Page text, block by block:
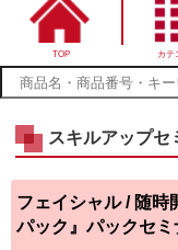
TOP カテ
スキルアップセ
フェイシャル / 随
パック』パックセミ